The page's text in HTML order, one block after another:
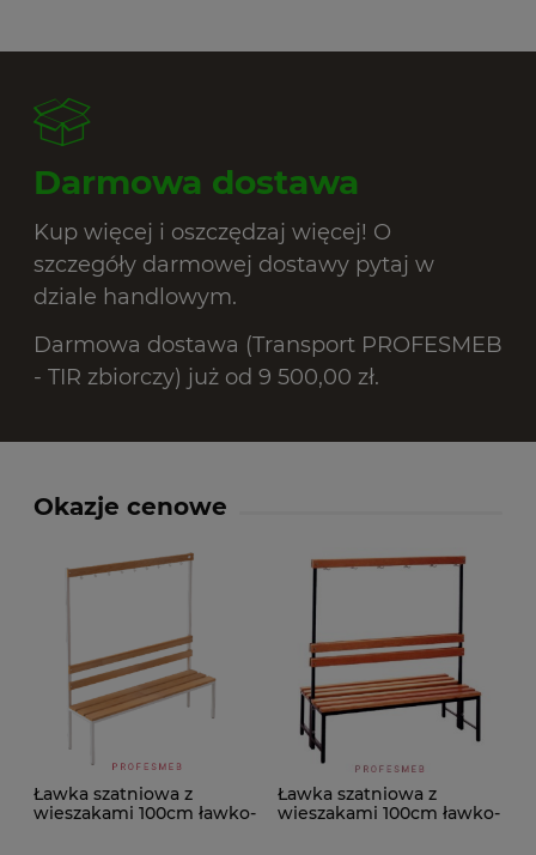
Darmowa dostawa
Kup więcej i oszczędzaj więcej! O
szczegóły darmowej dostawy pytaj w
dziale handlowym.
Darmowa dostawa (Transport PROFESMEB
- TIR zbiorczy) już od 9 500,00 zł.
Okazje cenowe
Ławka szatniowa z
wieszakami 100cm ławko-
Ławka szatniowa z
wieszakami 100cm ławko-